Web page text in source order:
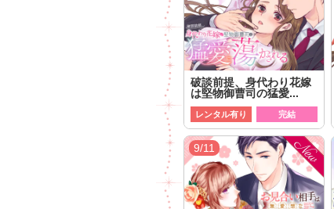
破談前提、身代わり花嫁
は堅物御曹司の猛愛...
レンタル有り 完結
9/11